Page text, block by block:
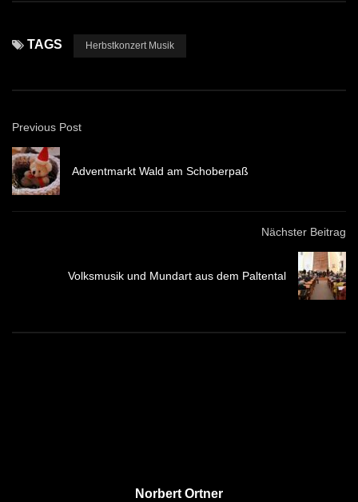
TAGS Herbstkonzert Musik
Previous Post
Adventmarkt Wald am Schoberpaß
Nächster Beitrag
Volksmusik und Mundart aus dem Paltental
Norbert Ortner